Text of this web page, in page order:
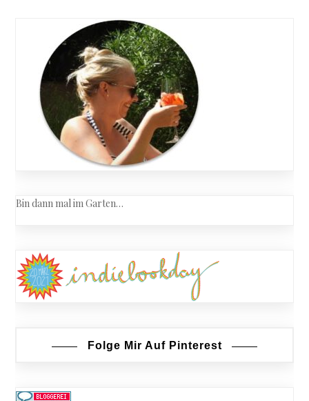
navigation
Bin dann mal im Garten…
Folge Mir Auf Pinterest